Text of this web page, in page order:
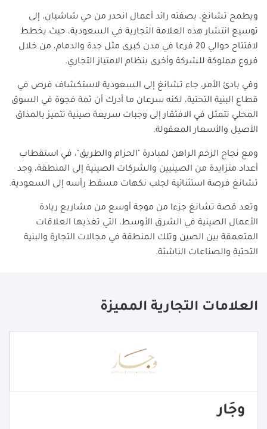
ويطمح تشانغ، بصفته رائد أعمال انحدر من حي شاشيان، إلى
توسيع انتشار هذه العلامة التجارية في السعودية، حيث يخطط
لافتتاح حوالي 20 فرعا في مدن كبرى مثل جدة والدمام، من خلال
فروع مملوكة للشركة وأخرى بنظام الامتياز التجاري.
وفي بادئ الأمر، جاء تشانغ إلى السعودية لاستكشاف فرص في
قطاع البنية التحتية، لكنه سرعان ما أدرك أن ثمة فجوة في السوق
المحلي تتمثل في الافتقار إلى وجبات سريعة صينية تتميز بالمذاق
الأصيل والأسعار المعقولة.
ومع نجاح الزخم الراهن لمبادرة "الحزام والطريق"، في استقطاب
أعداد متزايدة من الصينيين والشركات الصينية إلى المنطقة، وجد
تشانغ فرصة استثنائية لجلب نكهات مسقط رأسه إلى السعودية.
وتعد قصة تشانغ جزءا من موجة أوسع من مشاريع ريادة
الأعمال الصينية في الشرق الأوسط، التي تغذيها العلاقات
المتعمقة بين الصين وتلك المنطقة في مجالات التجارة والبنية
التحتية والصناعات الناشئة.
العلامات التجارية المميزة
وجَار